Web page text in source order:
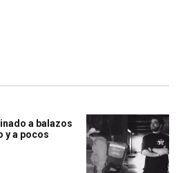
a balazos
y a pocos